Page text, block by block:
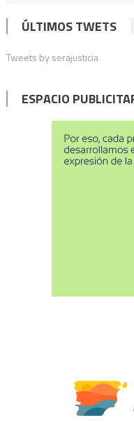
ÚLTIMOS TWETS
Tweets by serajusticia
ESPACIO